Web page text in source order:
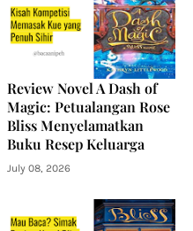
Review Novel A Dash of
Magic: Petualangan Rose
Bliss Menyelamatkan
Buku Resep Keluarga
July 08, 2026